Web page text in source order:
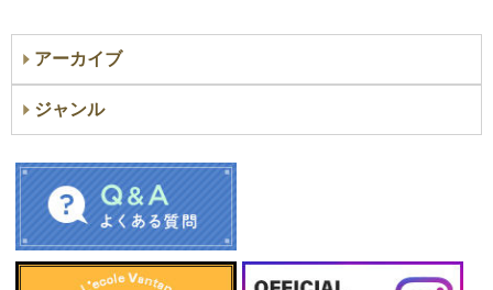
アーカイブ
ジャンル